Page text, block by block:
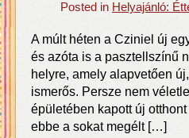
Posted in Helyajánló:
A múlt héten a Cziniel új
és azóta is a pasztellszínű
helyre, amely alapvetően
ismerős. Persze nem
épületében kapott új
ebbe a sokat megélt […]